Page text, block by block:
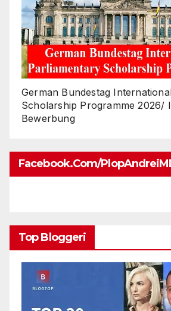
German Bundestag
Scholarship Programme 2026/
Bewerbung
Facebook.com/
Top Bloggeri